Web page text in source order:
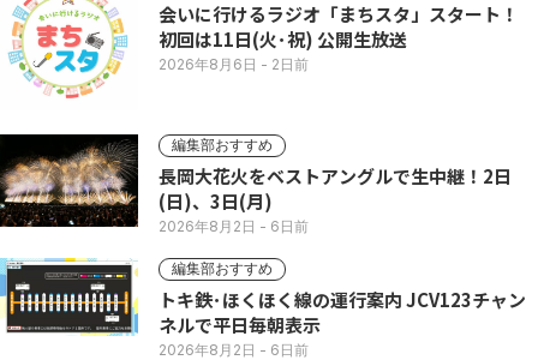
会いに行けるラジオ「まちスタ」スタート！
初回は11日(火･祝) 公開生放送
2026年8月6日 - 2日前
編集部おすすめ
長岡大花火をベストアングルで生中継！2日
(日)、3日(月)
2026年8月2日 - 6日前
編集部おすすめ
トキ鉄･ほくほく線の運行案内 JCV123チャン
ネルで平日毎朝表示
2026年8月2日 - 6日前